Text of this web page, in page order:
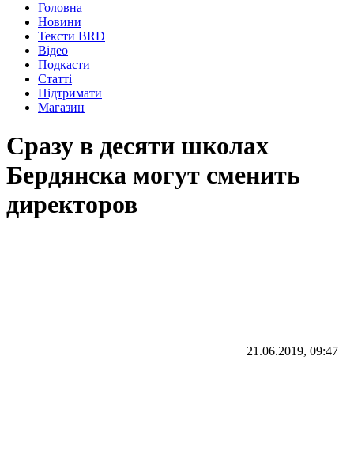
Головна
Новини
Тексти BRD
Відео
Подкасти
Статті
Підтримати
Магазин
Сразу в десяти школах
Бердянска могут сменить
директоров
21.06.2019, 09:47